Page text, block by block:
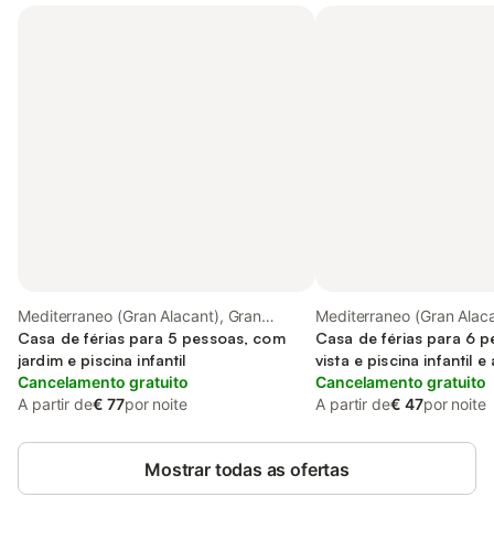
Mediterraneo (Gran Alacant), Gran
Alacant
Casa de férias para 5 pessoas, com
jardim e piscina infantil
Cancelamento gratuito
A partir de€ 77por noite
Mediterraneo (Gran
Alacant
Casa de férias para 6
vista e piscina infantil e
and varanda
Cancelamento gratuito
A partir de€ 47por noite
Mostrar todas as ofertas